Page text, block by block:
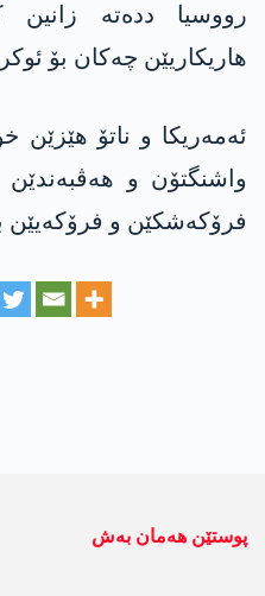
رووسیا ددەته‌ زانین
هاریکاریێن چەکان بۆ
ئه‌مەریکا و ناتۆ هێزێن
واشنگتۆن و
فرۆکه‌شکێن و فرۆکه‌یێن
پوستێن ھەمان بەش